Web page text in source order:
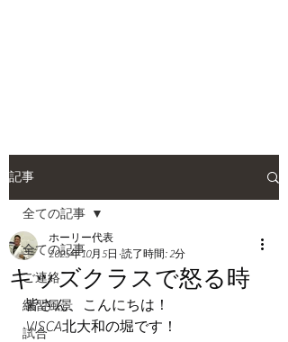
記事
全ての記事
ご連絡
練習風景
試合
全ての記事
キッズクラスで怒る時
ホーリー代表
2025年10月5日 読了時間: 2分
皆さん、こんにちは！
VISCA北大和の堀です！